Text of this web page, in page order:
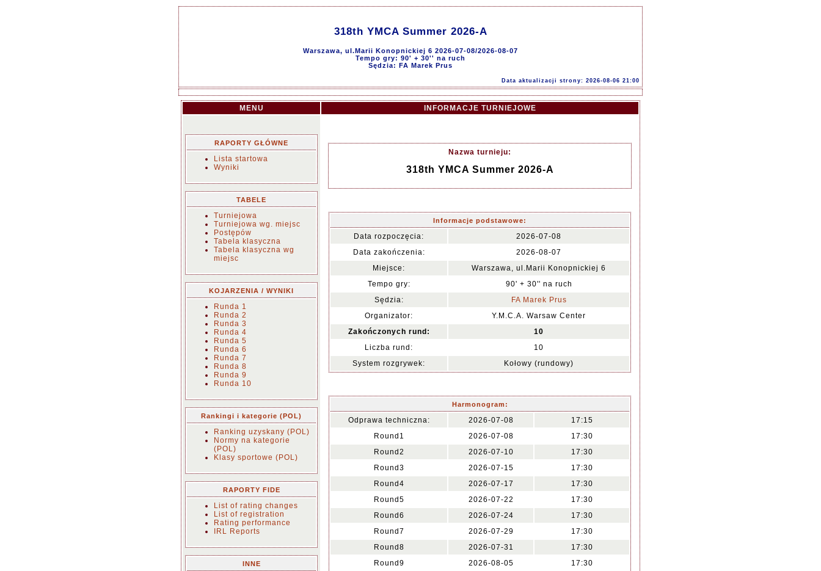
318th YMCA Summer 2026-A
Warszawa, ul.Marii Konopnickiej 6 2026-07-08/2026-08-07
Tempo gry: 90' + 30'' na ruch
Sędzia: FA Marek Prus
Data aktualizacji strony: 2026-08-06 21:00
MENU INFORMACJE TURNIEJOWE
RAPORTY GŁÓWNE
Lista startowa
Wyniki
TABELE
Turniejowa
Turniejowa wg. miejsc
Postępów
Tabela klasyczna
Tabela klasyczna wg
miejsc
KOJARZENIA / WYNIKI
Runda 1
Runda 2
Runda 3
Runda 4
Runda 5
Runda 6
Runda 7
Runda 8
Runda 9
Runda 10
Rankingi i kategorie (POL)
Ranking uzyskany (POL)
Normy na kategorie
(POL)
Klasy sportowe (POL)
RAPORTY FIDE
List of rating changes
List of registration
Rating performance
IRL Reports
INNE
Nazwa turnieju:
318th YMCA Summer 2026-A
Informacje podstawowe:
Data rozpoczęcia:
2026-07-08
Data zakończenia:
2026-08-07
Miejsce:
Warszawa, ul.Marii Konopnickiej 6
Tempo gry:
90' + 30'' na ruch
Sędzia:
FA Marek Prus
Organizator:
Y.M.C.A. Warsaw Center
Zakończonych rund:
10
Liczba rund:
10
System rozgrywek:
Kołowy (rundowy)
Harmonogram:
Odprawa techniczna: 2026-07-08
17:15
Round1
2026-07-08
17:30
Round2
2026-07-10
17:30
Round3
2026-07-15
17:30
Round4
2026-07-17
17:30
Round5
2026-07-22
17:30
Round6
2026-07-24
17:30
Round7
2026-07-29
17:30
Round8
2026-07-31
17:30
Round9
2026-08-05
17:30